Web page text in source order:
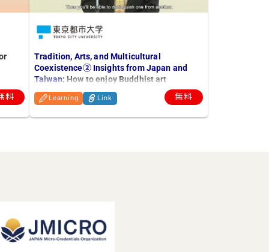
料
Tradition, Arts, and Multicultural
Coexistence② Insights from Japan and
Taiwan: How to enjoy Buddhist art
Learning Link 無料